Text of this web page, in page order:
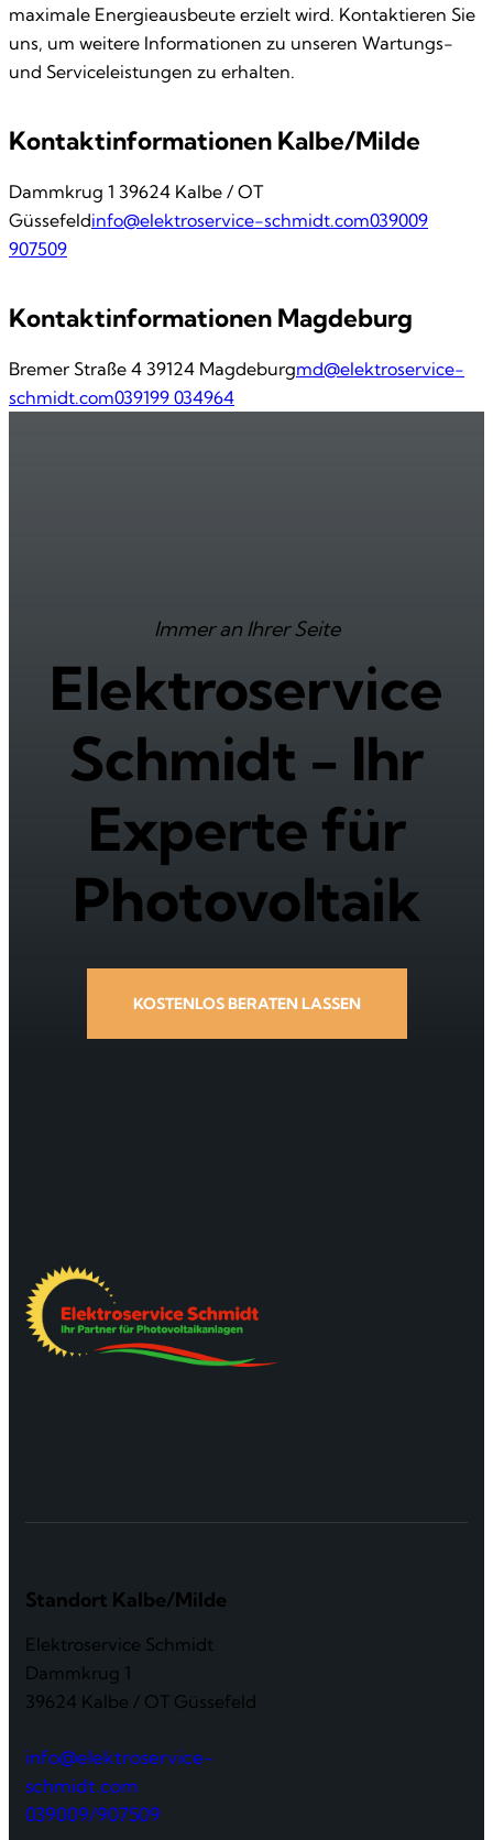
maximale Energieausbeute erzielt wird. Kontaktieren Sie
uns, um weitere Informationen zu unseren Wartungs-
und Serviceleistungen zu erhalten.
Kontaktinformationen Kalbe/Milde
Dammkrug 1 39624 Kalbe / OT
Güssefeldinfo@elektroservice-schmidt.com039009
907509
Kontaktinformationen Magdeburg
Bremer Straße 4 39124 Magdeburgmd@elektroservice-
schmidt.com039199 034964
Immer an Ihrer Seite
Elektroservice
Schmidt - Ihr
Experte für
Photovoltaik
KOSTENLOS BERATEN LASSEN
Standort Kalbe/Milde
Elektroservice Schmidt
Dammkrug 1
39624 Kalbe / OT Güssefeld
info@elektroservice-
schmidt.com
039009/907509